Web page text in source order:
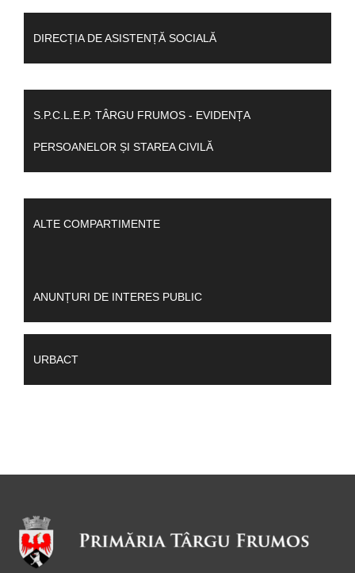
DIRECȚIA DE ASISTENȚĂ SOCIALĂ
S.P.C.L.E.P. TÂRGU FRUMOS - EVIDENȚA
PERSOANELOR ȘI STAREA CIVILĂ
ALTE COMPARTIMENTE
ANUNȚURI DE INTERES PUBLIC
URBACT